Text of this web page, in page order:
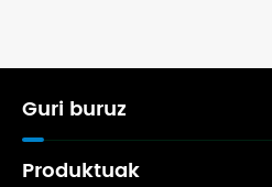
Guri buruz
Produktuak